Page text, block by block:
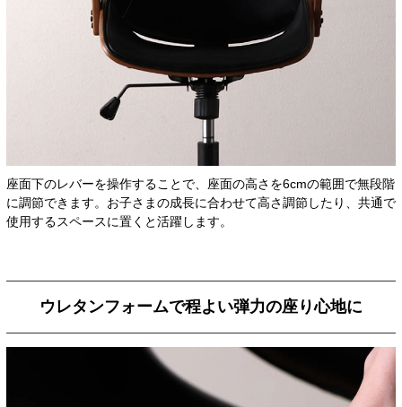
座面下のレバーを操作することで、座面の高さを6cmの範囲で無段階
に調節できます。お子さまの成長に合わせて高さ調節したり、共通で
使用するスペースに置くと活躍します。
ウレタンフォームで程よい弾力の座り心地に